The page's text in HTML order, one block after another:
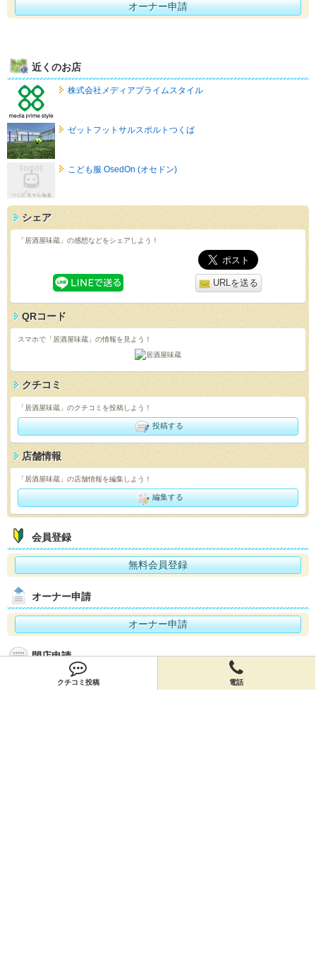
クチコミ投稿 電話
オーナー申請
近くのお店
株式会社メディアプライムスタイル
ゼットフットサルスポルトつくば
こども服 OsedOn (オセドン)
シェア
「居酒屋味蔵」の感想などをシェアしよう！
URLを送る
QRコード
スマホで「居酒屋味蔵」の情報を見よう！
クチコミ
「居酒屋味蔵」のクチコミを投稿しよう！
投稿する
店舗情報
「居酒屋味蔵」の店舗情報を編集しよう！
編集する
会員登録
無料会員登録
オーナー申請
オーナー申請
閉店申請